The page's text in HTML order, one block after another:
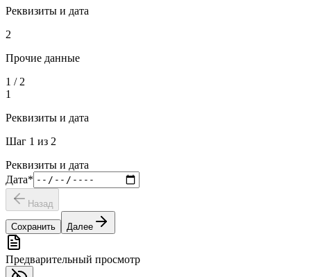
Реквизиты и дата
2
Прочие данные
1 / 2
1
Реквизиты и дата
Шаг 1 из 2
Реквизиты и дата
Дата*
Назад
Сохранить Далее
Предварительный просмотр